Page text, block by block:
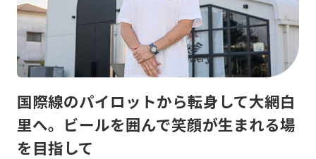
国際線のパイロットから転身して大網白
里へ。ビールを囲んで笑顔が生まれる場
を目指して